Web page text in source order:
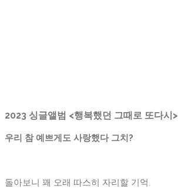
2023 싱글앨범 <행복했던 그때로 또다시>
우리 참 예쁘게도 사랑했다 그치 ?
돌아보니 꽤 오래 따스히 자리할 기억.